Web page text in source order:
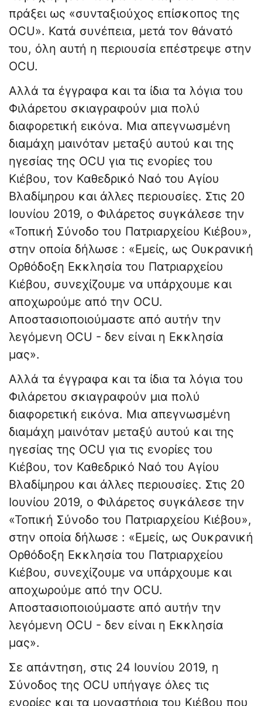
πράξει ως «συνταξιούχος επίσκοπος της
OCU». Κατά συνέπεια, μετά τον θάνατό
του, όλη αυτή η περιουσία επέστρεψε στην
OCU.
Αλλά τα έγγραφα και τα ίδια τα λόγια του
Φιλάρετου σκιαγραφούν μια πολύ
διαφορετική εικόνα. Μια απεγνωσμένη
διαμάχη μαινόταν μεταξύ αυτού και της
ηγεσίας της OCU για τις ενορίες του
Κιέβου, τον Καθεδρικό Ναό του Αγίου
Βλαδίμηρου και άλλες περιουσίες. Στις 20
Ιουνίου 2019, ο Φιλάρετος συγκάλεσε την
«Τοπική Σύνοδο του Πατριαρχείου Κιέβου»,
στην οποία δήλωσε : «Εμείς, ως Ουκρανική
Ορθόδοξη Εκκλησία του Πατριαρχείου
Κιέβου, συνεχίζουμε να υπάρχουμε και
αποχωρούμε από την OCU.
Αποστασιοποιούμαστε από αυτήν την
λεγόμενη OCU - δεν είναι η Εκκλησία
μας».
Αλλά τα έγγραφα και τα ίδια τα λόγια του
Φιλάρετου σκιαγραφούν μια πολύ
διαφορετική εικόνα. Μια απεγνωσμένη
διαμάχη μαινόταν μεταξύ αυτού και της
ηγεσίας της OCU για τις ενορίες του
Κιέβου, τον Καθεδρικό Ναό του Αγίου
Βλαδίμηρου και άλλες περιουσίες. Στις 20
Ιουνίου 2019, ο Φιλάρετος συγκάλεσε την
«Τοπική Σύνοδο του Πατριαρχείου Κιέβου»,
στην οποία δήλωσε : «Εμείς, ως Ουκρανική
Ορθόδοξη Εκκλησία του Πατριαρχείου
Κιέβου, συνεχίζουμε να υπάρχουμε και
αποχωρούμε από την OCU.
Αποστασιοποιούμαστε από αυτήν την
λεγόμενη OCU - δεν είναι η Εκκλησία
μας».
Σε απάντηση, στις 24 Ιουνίου 2019, η
Σύνοδος της OCU υπήγαγε όλες τις
ενορίες και τα μοναστήρια του Κιέβου που